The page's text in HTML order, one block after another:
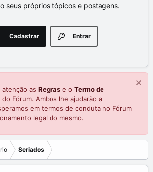
seus próprios tópicos e postagens.
Entrar
Cadastrar
atenção as Regras e o Termo de
do Fórum. Ambos lhe ajudarão a
em termos de conduta no Fórum
legal do mesmo.
Seriados